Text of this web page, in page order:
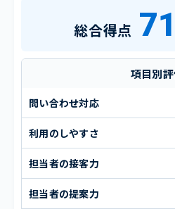
総合得点
項目別
問い合わせ対応
利用のしやすさ
担当者の接客力
担当者の提案力